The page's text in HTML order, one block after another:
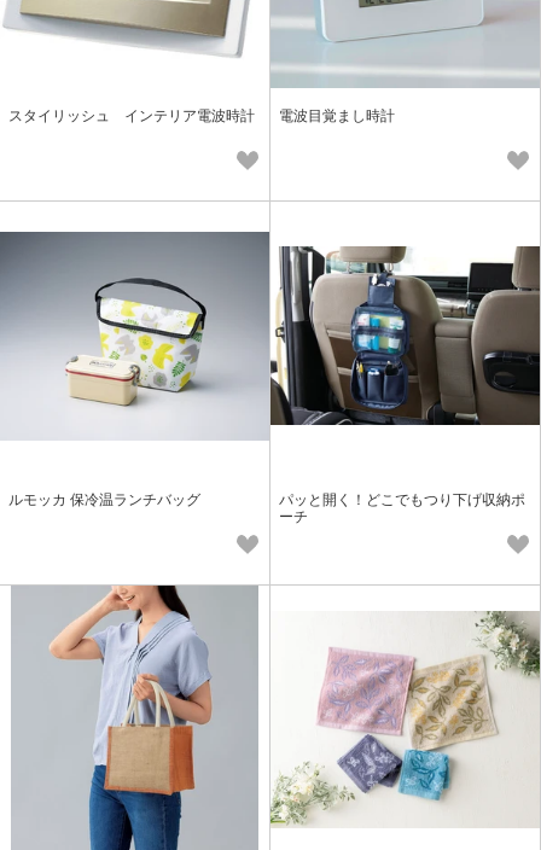
スタイリッシュ インテリア電波時計 電波目覚まし時計
ルモッカ 保冷温ランチバッグ
パッと開く！どこでもつり下げ収納ポ
ーチ